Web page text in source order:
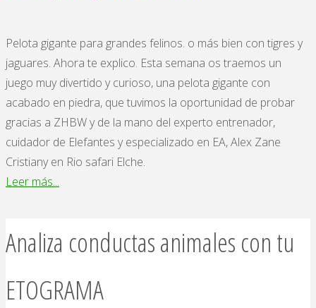
Pelota gigante para grandes felinos. o más bien con tigres y
jaguares. Ahora te explico. Esta semana os traemos un
juego muy divertido y curioso, una pelota gigante con
acabado en piedra, que tuvimos la oportunidad de probar
gracias a ZHBW y de la mano del experto entrenador,
cuidador de Elefantes y especializado en EA, Alex Zane
Cristiany en Rio safari Elche.
Leer más...
felinos."
Analiza conductas animales con tu
ETOGRAMA